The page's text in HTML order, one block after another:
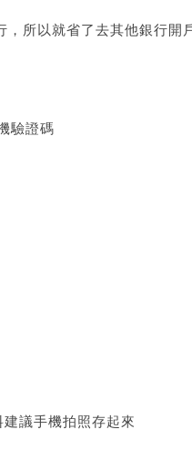
所以就省了去其他銀行開
驗證碼
議手機拍照存起來